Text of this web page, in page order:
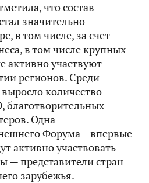
что состав
значительно
в том числе, за счет
в том числе крупных
активно участвуют
регионов. Среди
количество
благотворительных
Одна
Форума – впервые
активно участвовать
— представители стран
зарубежья.